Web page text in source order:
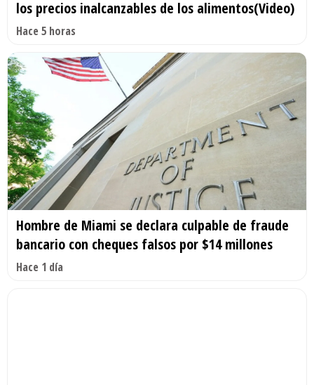
los precios inalcanzables de los alimentos(Video)
Hace 5 horas
Hombre de Miami se declara culpable de fraude
bancario con cheques falsos por $14 millones
Hace 1 día